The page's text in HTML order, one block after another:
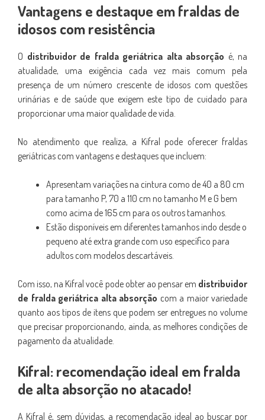
Vantagens e destaque em fraldas de
idosos com resistência
O distribuidor de fralda geriátrica alta absorção é, na
atualidade, uma exigência cada vez mais comum pela
presença de um número crescente de idosos com questões
urinárias e de saúde que exigem este tipo de cuidado para
proporcionar uma maior qualidade de vida.
No atendimento que realiza, a Kifral pode oferecer fraldas
geriátricas com vantagens e destaques que incluem:
Apresentam variações na cintura como de 40 a 80 cm
para tamanho P, 70 a 110 cm no tamanho M e G bem
como acima de 165 cm para os outros tamanhos.
Estão disponíveis em diferentes tamanhos indo desde o
pequeno até extra grande com uso específico para
adultos com modelos descartáveis.
Com isso, na Kifral você pode obter ao pensar em distribuidor
de fralda geriátrica alta absorção com a maior variedade
quanto aos tipos de itens que podem ser entregues no volume
que precisar proporcionando, ainda, as melhores condições de
pagamento da atualidade.
Kifral: recomendação ideal em fralda
de alta absorção no atacado!
A Kifral é, sem dúvidas, a recomendação ideal ao buscar por